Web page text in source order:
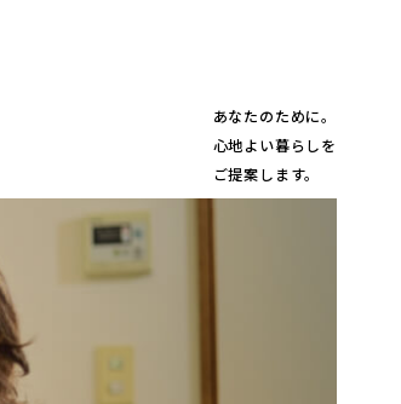
あなたのために。
心地よい暮らしを
ご提案します。